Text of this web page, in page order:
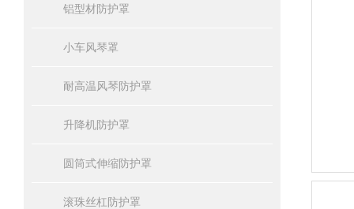
铝型材防护罩
小车风琴罩
耐高温风琴防护罩
升降机防护罩
圆筒式伸缩防护罩
滚珠丝杠防护罩